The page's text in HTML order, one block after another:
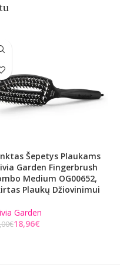
Šepetys Plaukams
Garden Fingerbrush
Medium OG00652,
Plaukų Džiovinimui
Garden
€18,96€